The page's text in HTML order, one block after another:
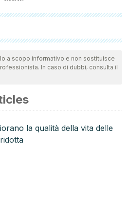
esaminate a fondo dal nostro
l'affidabilità, l'attualità e la
questo articolo è stata considerata
de riesgo modificables para
en niños. InAnales
(Vol. 23, No. 2, pp. 100-107).
wp-
a scopo informativo e non sostituisce
In caso di dubbi, consulta il